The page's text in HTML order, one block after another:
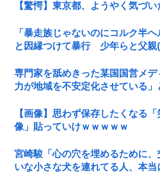
【驚愕】東京都、ようやく気づ
「暴走族じゃないのにコルク半ヘ
と因縁つけて暴行 少年らと父親
専門家を舐めきった某国国営メ
力が地域を不安定化させている
【画像】思わず保存したくなる
像」貼っていけｗｗｗｗｗ
宮崎駿「心の穴を埋めるために
いな小さな犬を連れてる人、本